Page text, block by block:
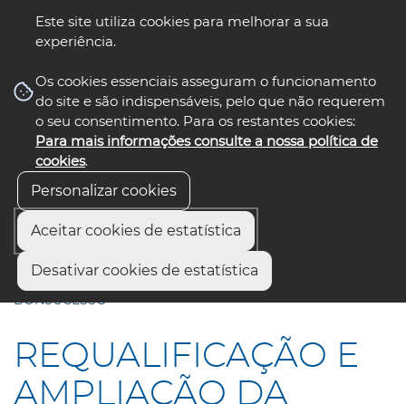
Este site utiliza cookies para melhorar a sua
experiência.
Os cookies essenciais asseguram o funcionamento
do site e são indispensáveis, pelo que não requerem
o seu consentimento. Para os restantes cookies:
Para mais informações consulte a nossa política de
cookies.
Personalizar cookies
Aceitar cookies de estatística
Desativar cookies de estatística
nos select language
Início
REQUALIFICAÇÃO E AMPLIAÇÃO DA ESCOLA BÁSICA DO
BONSUCESSO
REQUALIFICAÇÃO E
AMPLIAÇÃO DA